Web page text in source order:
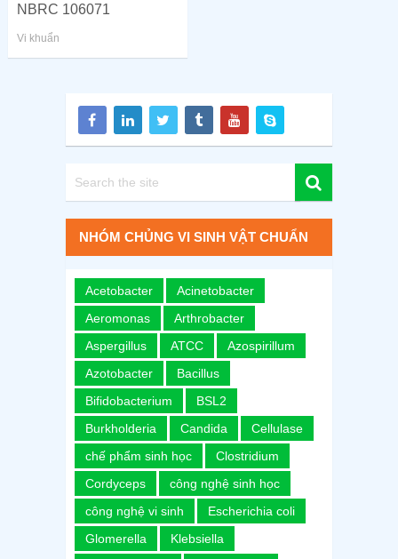
NBRC 106071
Vi khuẩn
NHÓM CHỦNG VI SINH VẬT CHUẨN
Acetobacter
Acinetobacter
Aeromonas
Arthrobacter
Aspergillus
ATCC
Azospirillum
Azotobacter
Bacillus
Bifidobacterium
BSL2
Burkholderia
Candida
Cellulase
chế phẩm sinh học
Clostridium
Cordyceps
công nghệ sinh học
công nghệ vi sinh
Escherichia coli
Glomerella
Klebsiella